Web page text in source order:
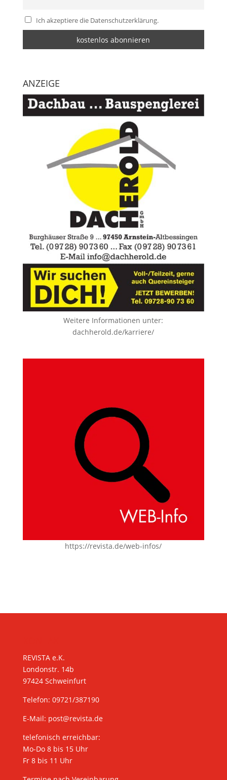
Ich akzeptiere die Datenschutzerklärung.
ANZEIGE
Weitere Informationen unter:
dachherold.de/karriere/
https://revista.de/web-infos/
REVISTA e.K.
Londonstr. 14b
97424 Schweinfurt
Telefon: 09721/387190
E-Mail: post@revista.de
telefonisch erreichbar:
Mo-Do 8 bis 15 Uhr
Fr 8 bis 11 Uhr